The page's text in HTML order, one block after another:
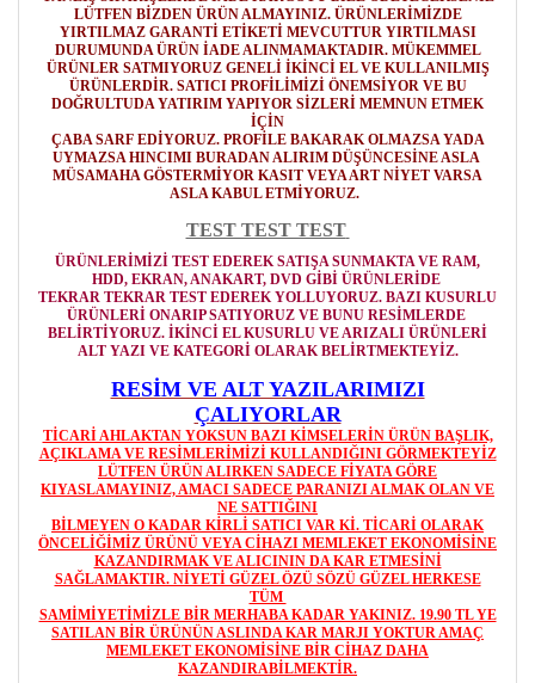
LÜTFEN BİZDEN ÜRÜN ALMAYINIZ. ÜRÜNLERİMİZDE
YIRTILMAZ GARANTİ ETİKETİ MEVCUTTUR YIRTILMASI
DURUMUNDA ÜRÜN İADE ALINMAMAKTADIR. MÜKEMMEL
ÜRÜNLER SATMIYORUZ GENELİ İKİNCİ EL VE KULLANILMIŞ
ÜRÜNLERDİR. SATICI PROFİLİMİZİ ÖNEMSİYOR VE BU
DOĞRULTUDA YATIRIM YAPIYOR SİZLERİ MEMNUN ETMEK
İÇİN
ÇABA SARF EDİYORUZ. PROFİLE BAKARAK OLMAZSA YADA
UYMAZSA HINCIMI BURADAN ALIRIM DÜŞÜNCESİNE ASLA
MÜSAMAHA GÖSTERMİYOR KASIT VEYA ART NİYET VARSA
ASLA KABUL ETMİYORUZ.
TEST TEST TEST
ÜRÜNLERİMİZİ TEST EDEREK SATIŞA SUNMAKTA VE RAM,
HDD, EKRAN, ANAKART, DVD GİBİ ÜRÜNLERİDE
TEKRAR TEKRAR TEST EDEREK YOLLUYORUZ. BAZI KUSURLU
ÜRÜNLERİ ONARIP SATIYORUZ VE BUNU RESİMLERDE
BELİRTİYORUZ. İKİNCİ EL KUSURLU VE ARIZALI ÜRÜNLERİ
ALT YAZI VE KATEGORİ OLARAK BELİRTMEKTEYİZ.
RESİM VE ALT YAZILARIMIZI
ÇALIYORLAR
TİCARİ AHLAKTAN YOKSUN BAZI KİMSELERİN ÜRÜN BAŞLIK,
AÇIKLAMA VE RESİMLERİMİZİ KULLANDIĞINI GÖRMEKTEYİZ
LÜTFEN ÜRÜN ALIRKEN SADECE FİYATA GÖRE
KIYASLAMAYINIZ, AMACI SADECE PARANIZI ALMAK OLAN VE
NE SATTIĞINI
BİLMEYEN O KADAR KİRLİ SATICI VAR Kİ. TİCARİ OLARAK
ÖNCELİĞİMİZ ÜRÜNÜ VEYA CİHAZI MEMLEKET EKONOMİSİNE
KAZANDIRMAK VE ALICININ DA KAR ETMESİNİ
SAĞLAMAKTIR. NİYETİ GÜZEL ÖZÜ SÖZÜ GÜZEL HERKESE
TÜM
SAMİMİYETİMİZLE BİR MERHABA KADAR YAKINIZ. 19.90 TL YE
SATILAN BİR ÜRÜNÜN ASLINDA KAR MARJI YOKTUR AMAÇ
MEMLEKET EKONOMİSİNE BİR CİHAZ DAHA
KAZANDIRABİLMEKTİR.